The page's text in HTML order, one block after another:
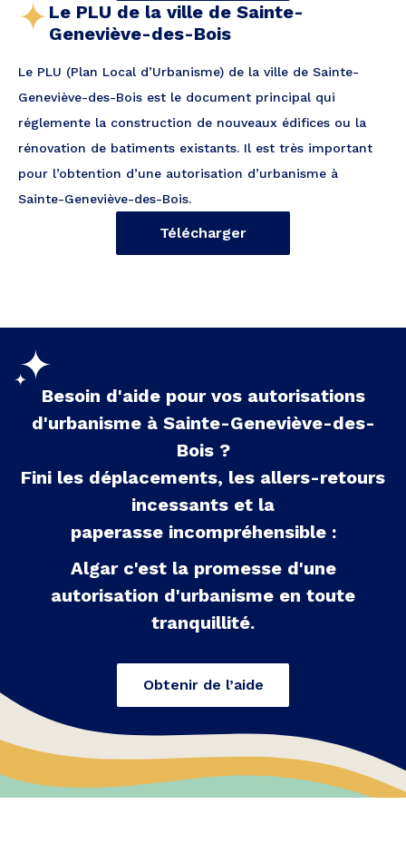
Le PLU de la ville de Sainte-
Geneviève-des-Bois
Le PLU (Plan Local d’Urbanisme) de la ville de Sainte-
Geneviève-des-Bois est le document principal qui
réglemente la construction de nouveaux édifices ou la
rénovation de batiments existants. Il est très important
pour l’obtention d’une autorisation d’urbanisme à
Sainte-Geneviève-des-Bois.
Télécharger
Besoin d'aide pour vos autorisations
d'urbanisme à Sainte-Geneviève-des-
Bois?
Fini les déplacements, les allers-retours
incessants et la
paperasse incompréhensible :
Algar c'est la promesse d'une
autorisation d'urbanisme en toute
tranquillité.
Obtenir de l’aide